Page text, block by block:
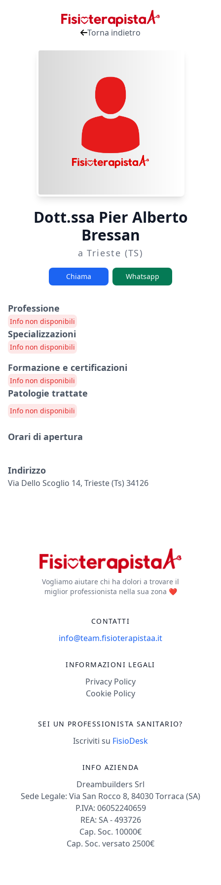
Torna indietro
Dott.ssa Pier Alberto
Bressan
a Trieste (TS)
Chiama Whatsapp
Professione
Info non disponibili
Specializzazioni
Info non disponibili
Formazione e certificazioni
Info non disponibili
Patologie trattate
Info non disponibili
Orari di apertura
Indirizzo
Via Dello Scoglio 14, Trieste (ts) 34126
Vogliamo aiutare chi ha dolori a trovare il
miglior professionista nella sua zona ❤️
CONTATTI
info@team.fisioterapistaa.it
INFORMAZIONI LEGALI
Privacy Policy
Cookie Policy
SEI UN PROFESSIONISTA SANITARIO?
Iscriviti su FisioDesk
INFO AZIENDA
Dreambuilders Srl
Sede Legale: Via San Rocco 8, 84030 Torraca (SA)
P.IVA: 06052240659
REA: SA - 493726
Cap. Soc. 10000€
Cap. Soc. versato 2500€